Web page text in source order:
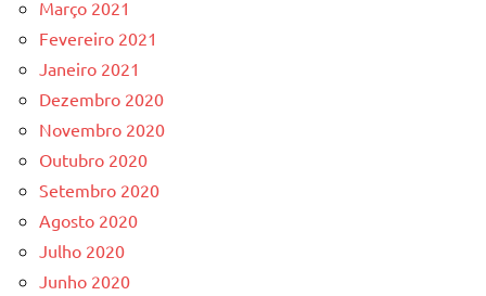
Março 2021
Fevereiro 2021
Janeiro 2021
Dezembro 2020
Novembro 2020
Outubro 2020
Setembro 2020
Agosto 2020
Julho 2020
Junho 2020